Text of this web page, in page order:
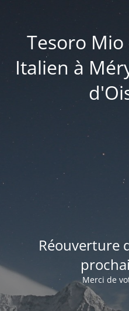
Tesoro
Italien à
Réouverture
Merci de